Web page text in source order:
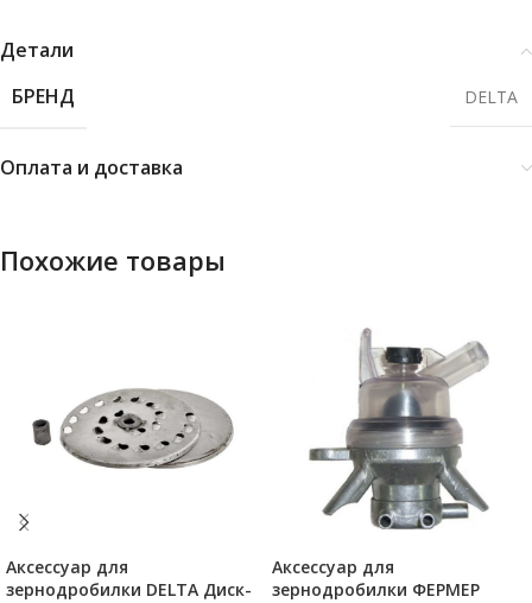
Детали
БРЕНД
DELTA
Оплата и доставка
Похожие товары
Аксессуар для
зернодробилки DELTA Диск-
Аксессуар для
зернодробилки ФЕРМЕР